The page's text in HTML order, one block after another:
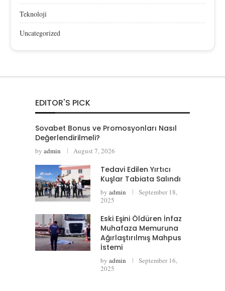
Teknoloji
Uncategorized
EDITOR'S PICK
Sovabet Bonus ve Promosyonları Nasıl
Değerlendirilmeli?
by admin August 7, 2026
Tedavi Edilen Yırtıcı
Kuşlar Tabiata Salındı
by admin
September 18,
2025
Eski Eşini Öldüren İnfaz
Muhafaza Memuruna
Ağırlaştırılmış Mahpus
İstemi
by admin
September 16,
2025